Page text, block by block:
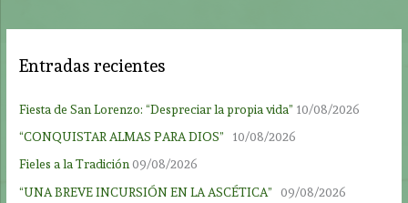
Entradas recientes
Fiesta de San Lorenzo: “Despreciar la propia vida” 10/08/2026
“CONQUISTAR ALMAS PARA DIOS”
10/08/2026
Fieles a la Tradición09/08/2026
“UNA BREVE INCURSIÓN EN LA ASCÉTICA”
09/08/2026